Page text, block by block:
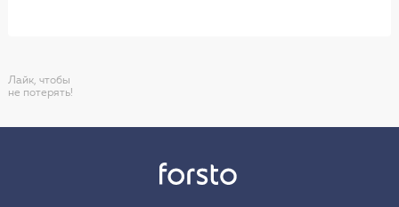
Лайк, чтобы
не потерять!